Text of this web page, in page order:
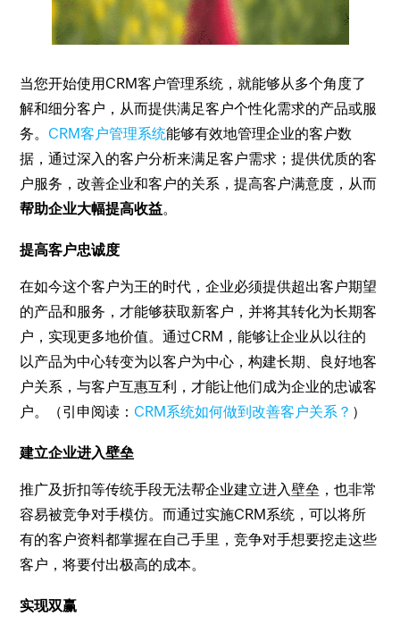
当您开始使用CRM客户管理系统，就能够从多个角度了
解和细分客户，从而提供满足客户个性化需求的产品或服
务。 CRM客户管理系统能够有效地管理企业的客户数
据，通过深入的客户分析来满足客户需求；提供优质的客
户服务，改善企业和客户的关系，提高客户满意度，从而
帮助企业大幅提高收益。
提高客户忠诚度
在如今这个客户为王的时代，企业必须提供超出客户期望
的产品和服务，才能够获取新客户，并将其转化为长期客
户，实现更多地价值。通过CRM，能够让企业从以往的
以产品为中心转变为以客户为中心，构建长期、良好地客
户关系，与客户互惠互利，才能让他们成为企业的忠诚客
户。（引申阅读： CRM系统如何做到改善客户关系？ ）
建立企业进入壁垒
推广及折扣等传统手段无法帮企业建立进入壁垒，也非常
容易被竞争对手模仿。而通过实施CRM系统，可以将所
有的客户资料都掌握在自己手里，竞争对手想要挖走这些
客户，将要付出极高的成本。
实现双赢